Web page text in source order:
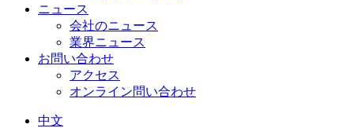
ニュース
会社のニュース
業界ニュース
お問い合わせ
アクセス
オンライン問い合わせ
中文